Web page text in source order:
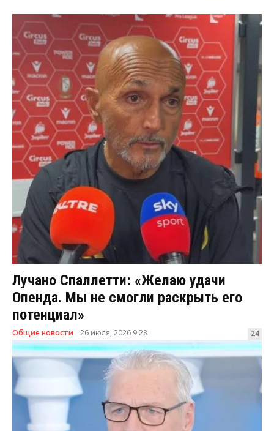
Лучано Спаллетти: «Желаю удачи
Опенда. Мы не смогли раскрыть его
потенциал»
Общие новости 26 июля, 2026 9:28 24